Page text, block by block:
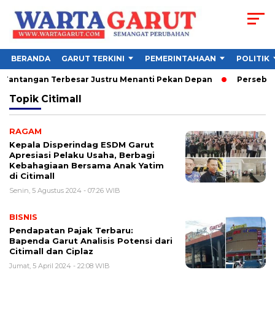
BERANDA GARUT TERKINI PEMERINTAHAAN POLITIK
Terbesar Justru Menanti Pekan Depan
Topik Citimall
RAGAM
Kepala Disperindag ESDM Garut
Apresiasi Pelaku Usaha, Berbagi
Kebahagiaan Bersama Anak Yatim
di Citimall
Senin, 5 Agustus 2024 - 07:26 WIB
BISNIS
Pendapatan Pajak Terbaru:
Bapenda Garut Analisis Potensi dari
Citimall dan Ciplaz
Jumat, 5 April 2024 - 22:08 WIB